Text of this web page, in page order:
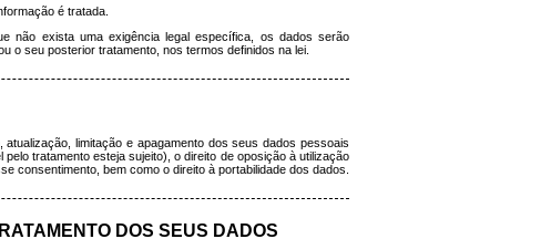
é tratada.
não exista uma exigência legal específica, os dados serão
o seu posterior tratamento, nos termos definidos na lei.
limitação e apagamento dos seus dados pessoais
tratamento esteja sujeito), o direito de oposição à utilização
consentimento, bem como o direito à portabilidade dos dados.
DOS SEUS DADOS